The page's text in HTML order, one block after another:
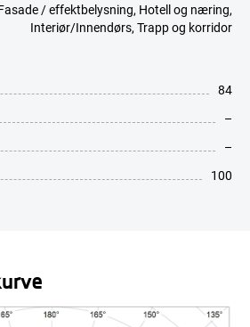
/ effektbelysning, Hotell og næring,
Interiør/Innendørs, Trapp og korridor
84
–
–
100